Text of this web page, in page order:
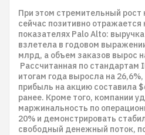
При этом стремительный рост
сейчас позитивно
показателях Palo Alto:
взлетела в годовом
млрд, а объем заказов вырос
Рассчитанная по стандартам
итогам года выросла на
прибыль на акцию составила
ранее. Кроме того, компании
маржинальность по
20% и демонстрировать
свободный денежный поток,